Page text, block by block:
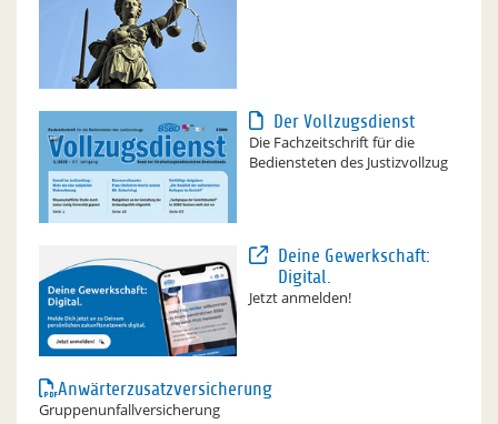
Der Vollzugsdienst
Die Fachzeitschrift für die
Bediensteten des Justizvollzug
Deine Gewerkschaft:
Digital.
Jetzt anmelden!
Anwärterzusatzversicherung
Gruppenunfallversicherung